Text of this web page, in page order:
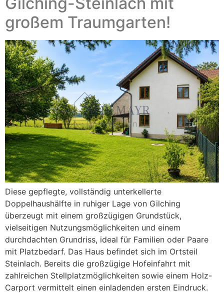
großem Traumgarten!
Diese gepflegte, vollständig unterkellerte
Doppelhaushälfte in ruhiger Lage von Gilching
überzeugt mit einem großzügigen Grundstück,
vielseitigen Nutzungsmöglichkeiten und einem
durchdachten Grundriss, ideal für Familien oder Paare
mit Platzbedarf. Das Haus befindet sich im Ortsteil
Steinlach. Bereits die großzügige Hofeinfahrt mit
zahlreichen Stellplatzmöglichkeiten sowie einem Holz-
Carport vermittelt einen einladenden ersten Eindruck.